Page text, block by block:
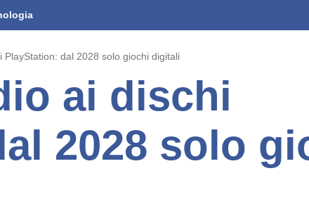
PlayStation: dal 2028 solo giochi digitali
ai dischi
2028 solo